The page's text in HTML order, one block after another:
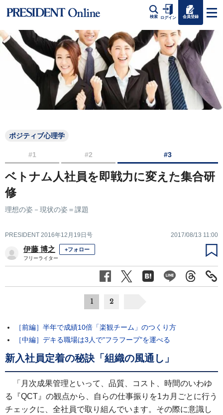
検索 ログイン 会員登録
ポジティブ心理学
#1 #2 #3
ベトナム人社員を即戦力に変えた集合研
修
理想の姿－現状の姿＝課題
PRESIDENT 2016年12月19日号 2017/08/13 11:00
伊藤 博之 +フォロー
フリーライター
1 2
［前編］半年で成績10倍「楽観チーム」のつくり方
［中編］デキる職場は3人で"フラフープ"を運べる
新入社員定着の秘訣「組織の風通し」
「月次成果管理といって、品質、コスト、時間のいわゆ
る『QCT』の観点から、自らの仕事振りを1カ月ごとに行う
チェックに、全社員で取り組んでいます。その際に意識し